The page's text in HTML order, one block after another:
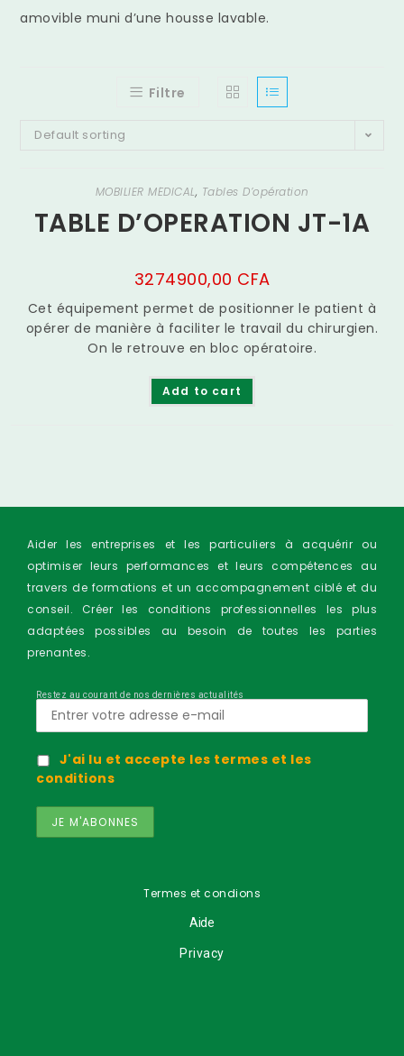
amovible muni d’une housse lavable.
Filtre
Default sorting
MOBILIER MÉDICAL, Tables D’opération
TABLE D’OPERATION JT-1A
3274900,00 CFA
Cet équipement permet de positionner le patient à
opérer de manière à faciliter le travail du chirurgien.
On le retrouve en bloc opératoire.
Add to cart
Aider les entreprises et les particuliers à acquérir ou
optimiser leurs performances et leurs compétences au
travers de formations et un accompagnement ciblé et du
conseil. Créer les conditions professionnelles les plus
adaptées possibles au besoin de toutes les parties
prenantes.
Restez au courant de nos dernières actualités
J'ai lu et accepte les termes et les
conditions
Termes et condions
Aide
Privacy